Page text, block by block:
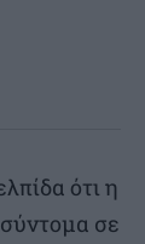
ότι η
σε